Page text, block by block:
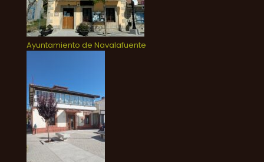
Ayuntamiento de Navalafuente